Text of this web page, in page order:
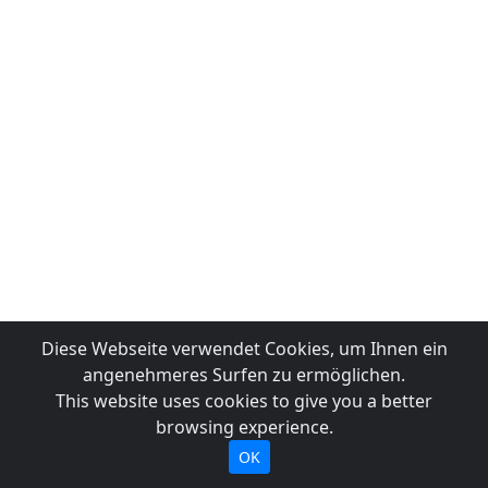
Diese Webseite verwendet Cookies, um Ihnen ein
angenehmeres Surfen zu ermöglichen.
This website uses cookies to give you a better
browsing experience.
OK